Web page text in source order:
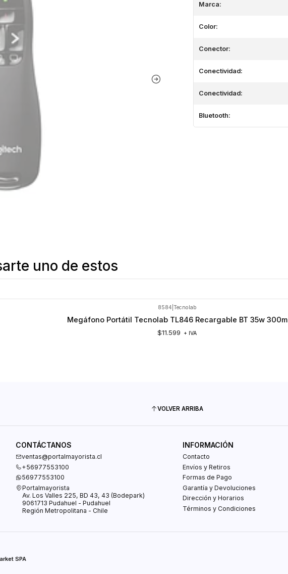
Marca:
Color:
Conector:
Conectividad:
Conectividad:
Bluetooth:
uno de estos
8584 Tecnolab
Megáfono Portátil Tecnolab TL846 Recargable BT 35w 300m
$11.599 + IVA
VOLVER ARRIBA
CONTÁCTANOS
ventas@portalmayorista.cl
+56977553100
56977553100
Portalmayorista
Av. Los Valles 225, BD 43, 43 (Bodepark)
9061713 Pudahuel - Pudahuel
Región Metropolitana - Chile
INFORMACIÓN
Contacto
Envíos y Retiros
Formas de Pago
Garantía y Devoluciones
Dirección y Horarios
Términos y Condiciones
SPA